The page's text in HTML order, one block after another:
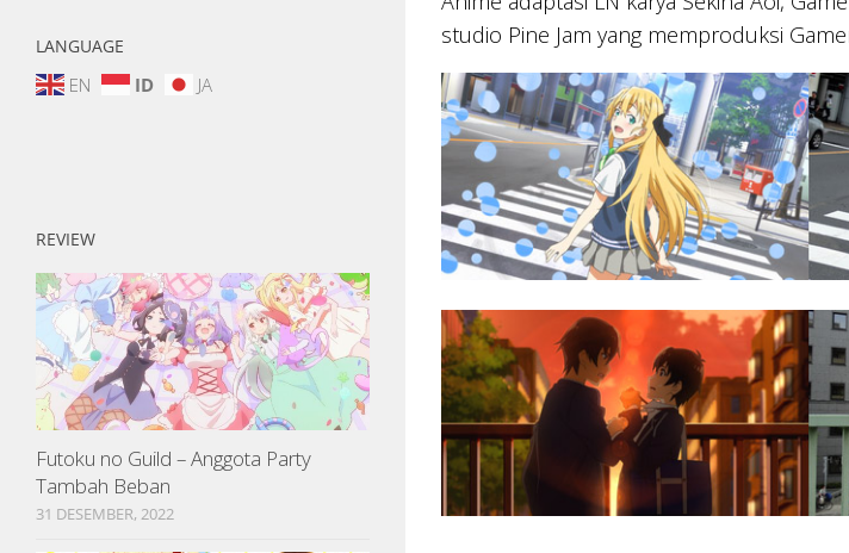
studio Pine Jam yang memproduksi
LANGUAGE
EN ID JA
REVIEW
Futoku no Guild – Anggota Party
Tambah Beban
31 DESEMBER, 2022